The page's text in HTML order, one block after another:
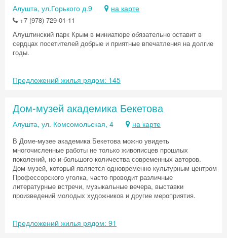
Алушта, ул.Горького д.9 на карте
+7 (978) 729-01-11
Алуштинский парк Крым в миниатюре обязательно оставит в
сердцах посетителей добрые и приятные впечатления на долгие
годы.
Предложений жилья рядом: 145
Дом-музей академика Бекетова
Алушта, ул. Комсомольская, 4 на карте
В Доме-музее академика Бекетова можно увидеть
многочисленные работы не только живописцев прошлых
поколений, но и большого количества современных авторов.
Дом-музей, который является одновременно культурным центром
Профессорского уголка, часто проводит различные
литературные встречи, музыкальные вечера, выставки
произведений молодых художников и другие мероприятия.
Предложений жилья рядом: 91